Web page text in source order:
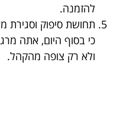
להזמנה.
תחושת סיפוק וסגירת
כי בסוף היום, אתה
ולא רק צופה מהקהל.